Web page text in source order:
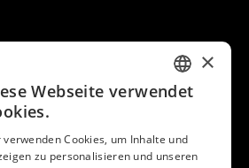
ITALIAN
SPANISH
×
Webseite verwendet
verwenden Cookies, um Inhalte und
zu personalisieren und unseren